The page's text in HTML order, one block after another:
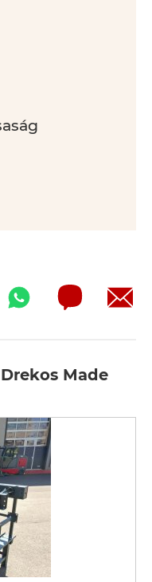
Made